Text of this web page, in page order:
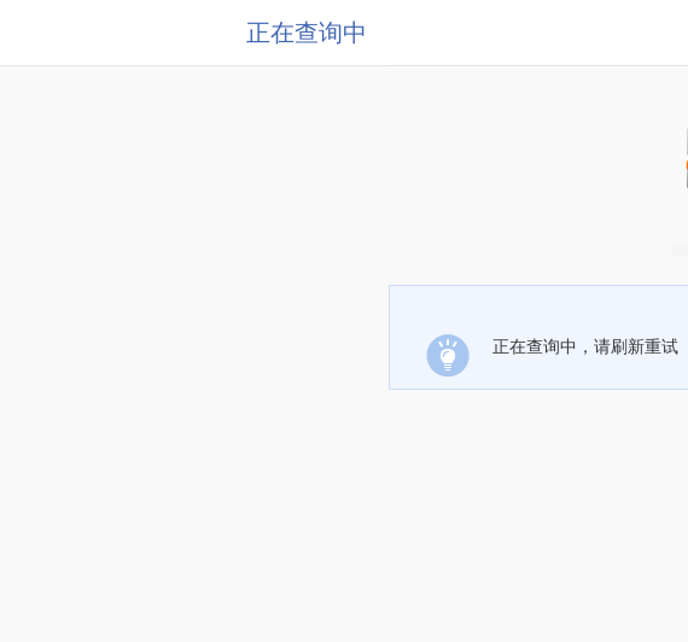
正在查询中
正在查询中，请刷新重试